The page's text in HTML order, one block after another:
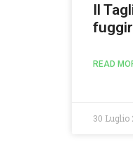
Il
READ
30 Luglio